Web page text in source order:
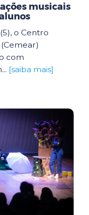
musicais
o Centro
com
[saiba mais]